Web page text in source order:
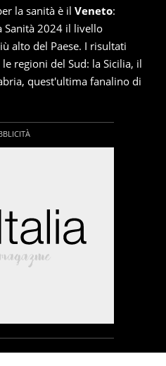
la sanità è il Veneto:
Sanità 2024 il livello
alto del Paese. I risultati
regioni del Sud: la Sicilia, il
quest'ultima fanalino di